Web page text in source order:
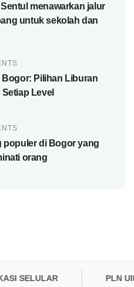
menawarkan jalur
untuk sekolah dan
Bogor: Pilihan Liburan
Level
populer di Bogor yang
orang
PLN UID